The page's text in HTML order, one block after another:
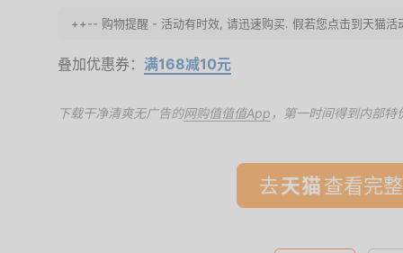
++-- 购物提醒 - 活动有时效, 请迅速购买. 假若您点击到天猫
叠加优惠券： 满168减10元
下载干净清爽无广告的网购值值值App ，第一时间得到内部特
去 查看完